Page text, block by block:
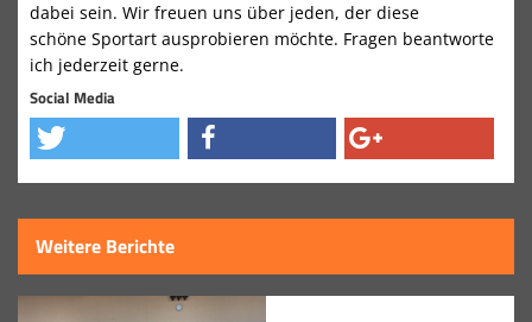
dabei sein. Wir freuen uns über jeden, der diese
schöne Sportart ausprobieren möchte. Fragen beantworte
ich jederzeit gerne.
Social Media
Weitere Berichte